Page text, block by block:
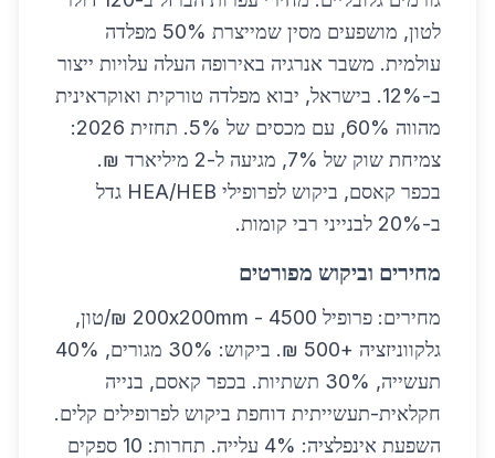
לטון, מושפעים מסין שמייצרת 50% מפלדה
עולמית. משבר אנרגיה באירופה העלה עלויות ייצור
ב-12%. בישראל, יבוא מפלדה טורקית ואוקראינית
מהווה 60%, עם מכסים של 5%. תחזית 2026:
צמיחת שוק של 7%, מגיעה ל-2 מיליארד ₪.
בכפר קאסם, ביקוש לפרופילי HEA/HEB גדל
ב-20% לבנייני רבי קומות.
מחירים וביקוש מפורטים
מחירים: פרופיל 200x200mm - 4500 ₪/טון,
גלקווניזציה +500 ₪. ביקוש: 30% מגורים, 40%
תעשייה, 30% תשתיות. בכפר קאסם, בנייה
חקלאית-תעשייתית דוחפת ביקוש לפרופילים קלים.
השפעת אינפלציה: 4% עלייה. תחרות: 10 ספקים